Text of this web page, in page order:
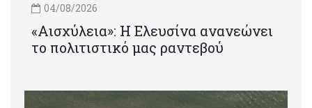
04/08/2026
«Αισχύλεια»: Η Ελευσίνα ανανεώνει
το πολιτιστικό μας ραντεβού